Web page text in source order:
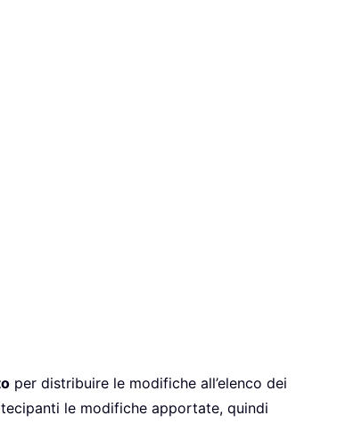
per distribuire le modifiche all’elenco dei
le modifiche apportate, quindi